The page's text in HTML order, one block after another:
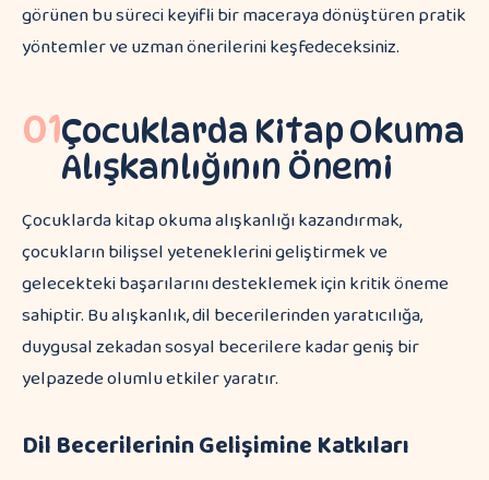
görünen bu süreci keyifli bir maceraya dönüştüren pratik
yöntemler ve uzman önerilerini keşfedeceksiniz.
01Çocuklarda Kitap Okuma
Alışkanlığının Önemi
Çocuklarda kitap okuma alışkanlığı kazandırmak,
çocukların bilişsel yeteneklerini geliştirmek ve
gelecekteki başarılarını desteklemek için kritik öneme
sahiptir. Bu alışkanlık, dil becerilerinden yaratıcılığa,
duygusal zekadan sosyal becerilere kadar geniş bir
yelpazede olumlu etkiler yaratır.
Dil Becerilerinin Gelişimine Katkıları